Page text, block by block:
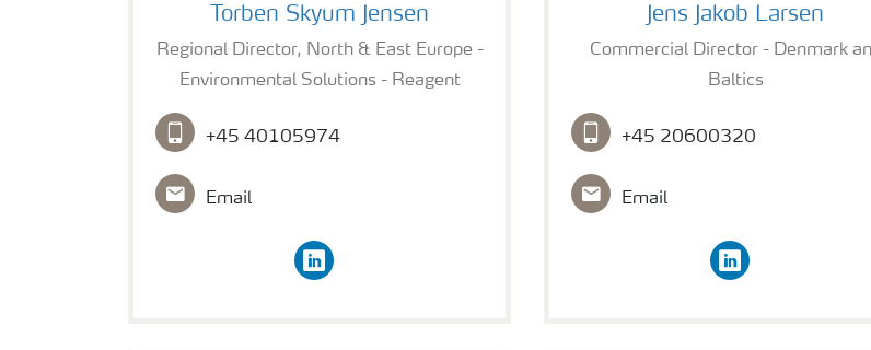
Torben Skyum Jensen
Regional Director, North & East Europe -
Environmental Solutions - Reagent
+45 40105974
Email
linkedin
Jens Jakob Larsen
Commercial Director - Denmark
Baltics
+45 20600320
Email
linkedin